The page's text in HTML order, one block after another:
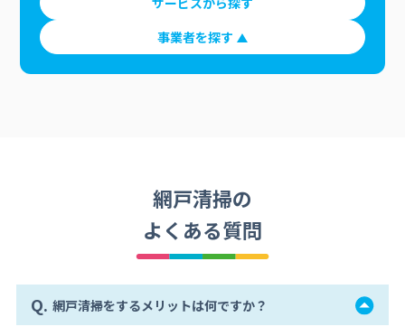
事業者を探す
網戸清掃の
よくある質問
Q. 網戸清掃をするメリットは何ですか？